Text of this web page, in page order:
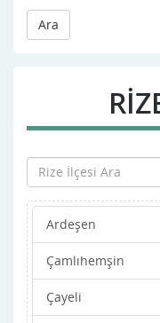
Ara
Ardeşen
Çamlıhemşin
Çayeli